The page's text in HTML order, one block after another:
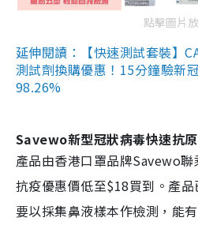
點擊圖片
延伸閱讀：【快速測試套裝】
測試劑換購優惠！15分鐘驗新
98.26%
Savewo新型冠狀病毒快速抗
產品由香港口罩品牌Savewo聯
抗疫優惠價低至$18買到。產
要以採集鼻液樣本作檢測，能